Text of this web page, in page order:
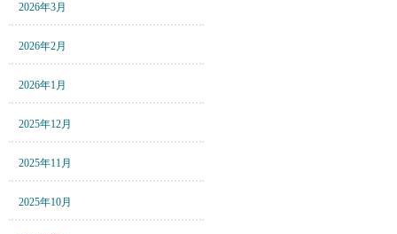
2026年3月
2026年2月
2026年1月
2025年12月
2025年11月
2025年10月